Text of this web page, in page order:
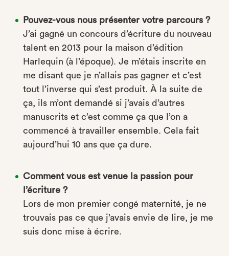
Pouvez-vous nous présenter votre parcours ?
J’ai gagné un concours d’écriture du nouveau
talent en 2013 pour la maison d’édition
Harlequin (à l’époque). Je m’étais inscrite en
me disant que je n’allais pas gagner et c’est
tout l’inverse qui s’est produit. À la suite de
ça, ils m’ont demandé si j’avais d’autres
manuscrits et c’est comme ça que l’on a
commencé à travailler ensemble. Cela fait
aujourd’hui 10 ans que ça dure.
Comment vous est venue la passion pour
l’écriture ?
Lors de mon premier congé maternité, je ne
trouvais pas ce que j’avais envie de lire, je me
suis donc mise à écrire.